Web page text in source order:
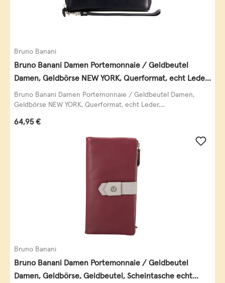
Bruno Banani
Bruno Banani Damen Portemonnaie / Geldbeutel
Damen, Geldbörse NEW YORK, Querformat, echt Leder,
schwarz
Bruno Banani Damen Portemonnaie / Geldbeutel Damen,
Geldbörse NEW YORK, Querformat, echt Leder,...
Regulärer Preis:
64,95 €
Bruno Banani
Bruno Banani Damen Portemonnaie / Geldbeutel
Damen, Geldbörse, Geldbeutel, Scheintasche echt